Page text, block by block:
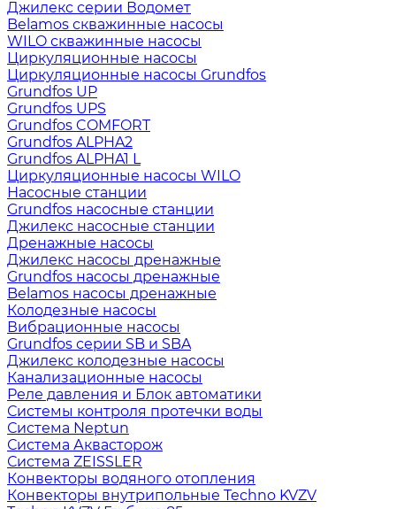
Джилекс серии Водомет
Belamos скважинные насосы
WILO скважинные насосы
Циркуляционные насосы
Циркуляционные насосы Grundfos
Grundfos UP
Grundfos UPS
Grundfos COMFORT
Grundfos ALPHA2
Grundfos ALPHA1 L
Циркуляционные насосы WILO
Насосные станции
Grundfos насосные станции
Джилекс насосные станции
Дренажные насосы
Джилекс насосы дренажные
Grundfos насосы дренажные
Belamos насосы дренажные
Колодезные насосы
Вибрационные насосы
Grundfos серии SB и SBA
Джилекс колодезные насосы
Канализационные насосы
Реле давления и Блок автоматики
Системы контроля протечки воды
Система Neptun
Система Аквасторож
Система ZEISSLER
Конвекторы водяного отопления
Конвекторы внутрипольные Techno KVZV